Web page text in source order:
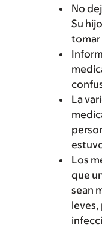
No
Su
tomar
La
Los
que
sean
leves,